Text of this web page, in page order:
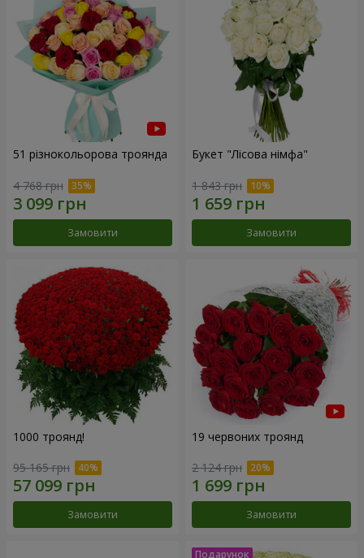
51 різнокольорова троянда
4 768 грн
Замовити
Букет "Лісова німфа"
1 843 грн
Замовити
1000 троянд!
95 165 грн
Замовити
19 червоних троянд
2 124 грн
Замовити